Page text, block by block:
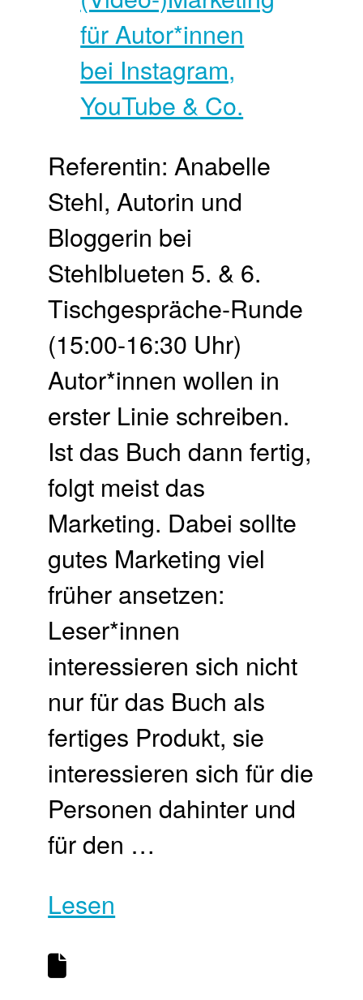
Referentin: Anabelle
Stehl, Autorin und
Bloggerin bei
Stehlblueten 5. & 6.
Tischgespräche-Runde
(15:00-16:30 Uhr)
Autor*innen wollen in
erster Linie schreiben.
Ist das Buch dann fertig,
folgt meist das
Marketing. Dabei sollte
gutes Marketing viel
früher ansetzen:
Leser*innen
interessieren sich nicht
nur für das Buch als
fertiges Produkt, sie
interessieren sich für die
Personen dahinter und
für den …
Lesen